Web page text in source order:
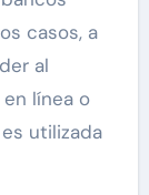
casos, a
al
línea o
utilizada